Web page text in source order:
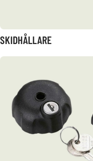
SKIDHÅLLARE